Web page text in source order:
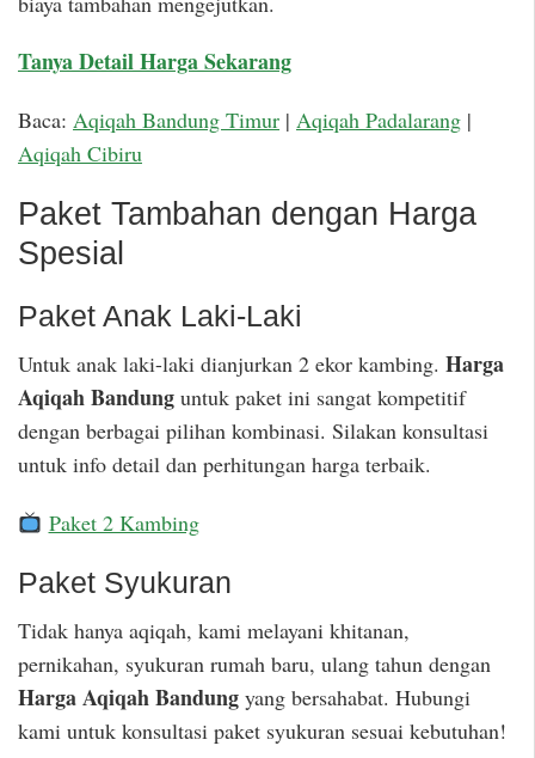
Tanya Detail Harga Sekarang
Baca: Aqiqah Bandung Timur | Aqiqah Padalarang |
Aqiqah Cibiru
Paket Tambahan dengan Harga
Spesial
Paket Anak Laki-Laki
Untuk anak laki-laki dianjurkan 2 ekor kambing. Harga
Aqiqah Bandung untuk paket ini sangat kompetitif
dengan berbagai pilihan kombinasi. Silakan konsultasi
untuk info detail dan perhitungan harga terbaik.
Paket 2 Kambing
Paket Syukuran
Tidak hanya aqiqah, kami melayani khitanan,
pernikahan, syukuran rumah baru, ulang tahun dengan
Harga Aqiqah Bandung yang bersahabat. Hubungi
kami untuk konsultasi paket syukuran sesuai kebutuhan!